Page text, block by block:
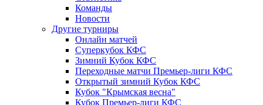
Команды
Новости
Другие турниры
Онлайн матчей
Суперкубок КФС
Зимний Кубок КФС
Переходные матчи Премьер-лиги КФС
Открытый зимний Кубок КФС
Кубок "Крымская весна"
Кубок Премьер-лиги КФС